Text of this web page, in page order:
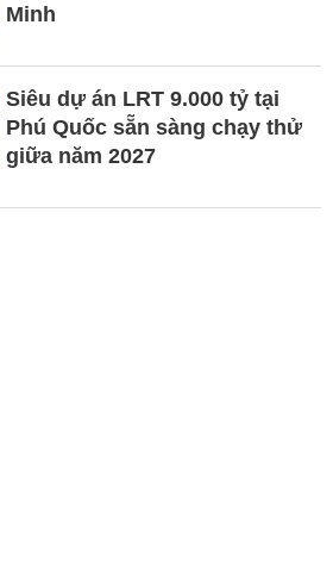
Minh
Siêu dự án LRT 9.000 tỷ tại
Phú Quốc sẵn sàng chạy thử
giữa năm 2027